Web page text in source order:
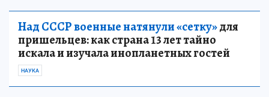
Над СССР военные натянули «сетку»для
пришельцев: как страна 13 лет тайно
искала и изучала инопланетных гостей
НАУКА